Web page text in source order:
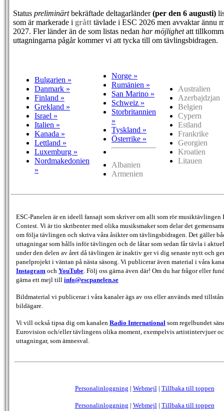
Status preliminärtbekräftade deltagarländer(per den 6 augusti)
som är markerade i grått tävlade i ESC 2026 men avvaktar ännu
2027. Fler länder än de som listas nedan har möjlighetatt
uttagningarna pågår kommer vi att tycka till om tävlingsbidragen.
Bulgarien »
Danmark »
Finland »
Grekland »
Israel »
Italien »
Kanada »
Lettland »
Luxemburg »
Nordmakedonien
»
Norge »
Rumänien »
San Marino »
Schweiz »
Storbritannien
»
Tyskland »
Österrike »
Albanien
Armenien
Australien
Azerbajdzjan
Belgien
Cypern
Estland
Frankrike
Georgien
Kroatien
Litauen
ESC-Panelen är en ideell fansajt som skriver om allt som rör musiktävlingen
Contest. Vi är tio skribenter med olika musiksmaker som delar det
om följa tävlingen och skriva våra åsikter om tävlingsbidragen. Det gäller
uttagningar som hålls inför tävlingen och de låtar som sedan får tävla i
under den delen av året då tävlingen är inaktiv ger vi dig senaste nytt och
panelprojekt i väntan på nästa säsong. Vi publicerar även material i våra
Instagram och YouTube. Följ oss gärna även där! Om du har frågor eller
gärna ett mejl till info@escpanelen.se
Bildmaterial vi publicerar i våra kanaler ägs av oss eller används med
bildägare.
Vi vill också tipsa dig om kanalen Radio International som regelbundet
Eurovision och/eller tävlingens olika moment, exempelvis artistintervjuer
uttagningar, som ämnesval.
Personalinloggning | Webmejl| Tillbaka till toppen
Personalinloggning | Webmejl| Tillbaka till toppen